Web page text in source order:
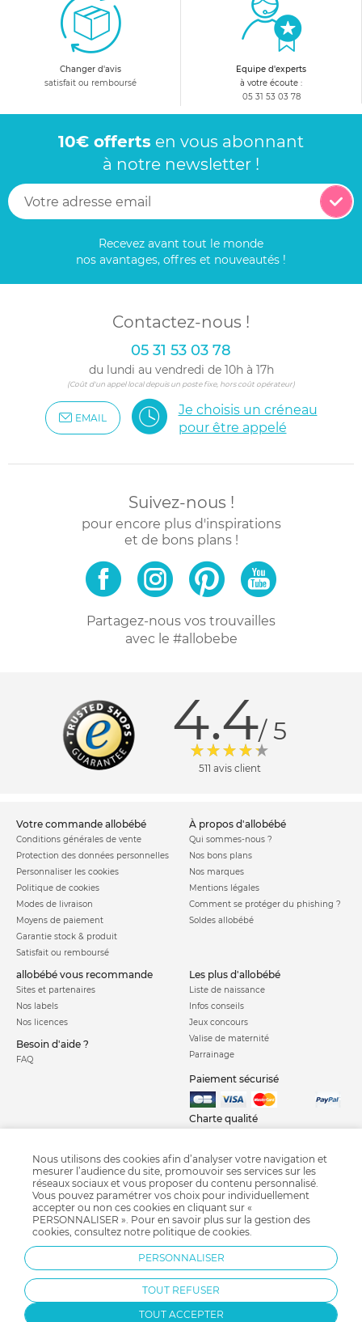
Changer d'avis
satisfait ou remboursé
Equipe d'experts
à votre écoute :
05 31 53 03 78
10€ offerts en vous abonnant
à notre newsletter !
Recevez avant tout le monde
nos avantages, offres et nouveautés !
Contactez-nous !
05 31 53 03 78
du lundi au vendredi de 10h à 17h
(Coût d'un appel local depuis un poste fixe, hors coût opérateur)
EMAIL
Je choisis un créneau
pour être appelé
Suivez-nous !
pour encore plus d'inspirations
et de bons plans !
Partagez-nous vos trouvailles
avec le #allobebe
4.4/ 5
511 avis client
votre commande allobébé
Conditions générales de vente
Protection des données personnelles
Personnaliser les cookies
Politique de cookies
Modes de livraison
Moyens de paiement
Garantie stock & produit
Satisfait ou remboursé
à propos d'allobébé
Qui sommes-nous ?
Nos bons plans
Nos marques
Mentions légales
Comment se protéger du phishing ?
Soldes allobébé
allobébé vous recommande
Sites et partenaires
Nos labels
Nos licences
Besoin d'aide ?
FAQ
les plus d'allobébé
Liste de naissance
Infos conseils
Jeux concours
Valise de maternité
Parrainage
Paiement sécurisé
Charte qualité
Courbe de croissance Crash test siège auto
Calendrier chinois
Bi-Oil
Fête des pères
Nous utilisons des cookies afin d’analyser votre navigation et
mesurer l’audience du site, promouvoir ses services sur les
réseaux sociaux et vous proposer du contenu personnalisé.
Vous pouvez paramétrer vos choix pour individuellement
accepter ou non ces cookies en cliquant sur «
PERSONNALISER ». Pour en savoir plus sur la gestion des
cookies, consultez notre politique de cookies.
PERSONNALISER
TOUT REFUSER
TOUT ACCEPTER